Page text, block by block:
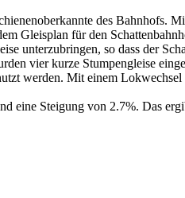
des
Gleisplan für den
unterzubringen, so dass der
vier kurze Stumpengleise
werden. Mit einem
eine Steigung von 2.7%. Das